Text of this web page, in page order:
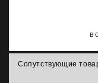
Сопутствующие